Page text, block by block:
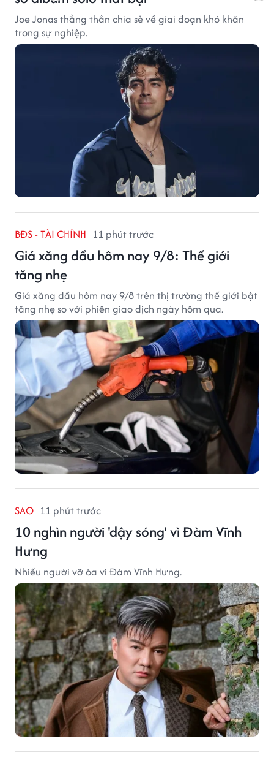
Joe Jonas thẳng thắn chia sẻ về giai đoạn khó khăn
trong sự nghiệp.
BĐS - TÀI CHÍNH 11 phút trước
Giá xăng dầu hôm nay 9/8: Thế giới
tăng nhẹ
Giá xăng dầu hôm nay 9/8 trên thị trường thế giới bật
tăng nhẹ so với phiên giao dịch ngày hôm qua.
SAO 11 phút trước
10 nghìn người 'dậy sóng' vì Đàm Vĩnh
Hưng
Nhiều người vỡ òa vì Đàm Vĩnh Hưng.